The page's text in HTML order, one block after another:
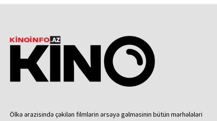
Ölkə ərazisində çəkilən filmlərin ərsəyə gəlməsinin bütün mərhələləri